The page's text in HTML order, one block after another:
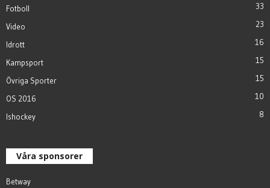
Fotboll 33
Video 23
Idrott 16
Kampsport 15
Övriga Sporter 15
OS 2016 10
Ishockey 8
Våra sponsorer
Betway